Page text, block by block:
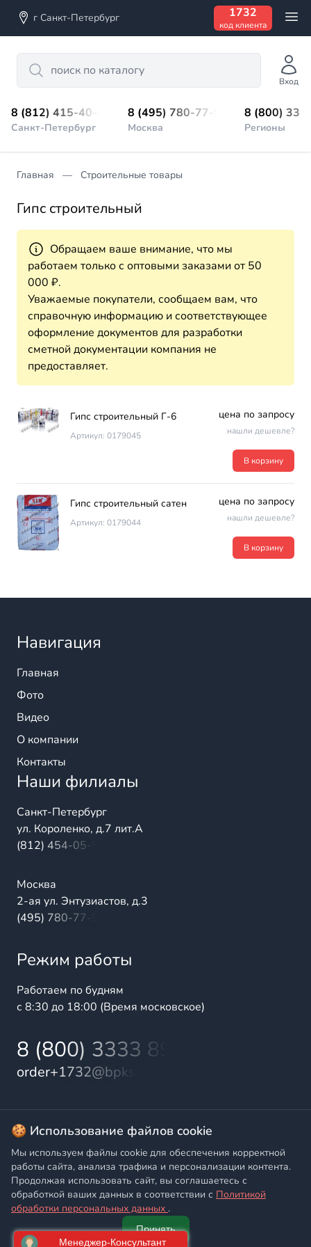
г Санкт-Петербург 1732
код клиента
Search
Вход
8 (812) 415-40-45
Санкт-Петербург
8 (495) 780-77-98
Москва
8 (800)
Регионы
Главная Написать Позвонить
Главная Строительные товары
Гипс строительный
Обращаем ваше внимание, что мы
работаем только с оптовыми заказами от 50
000 ₽.
Уважаемые покупатели, сообщаем вам, что
справочную информацию и соответствующее
оформление документов для разработки
сметной документации компания не
предоставляет.
Гипс строительный Г-6
Артикул: 0179045
цена по запросу
нашли дешевле?
В корзину
Гипс строительный сатен
Артикул: 0179044
цена по запросу
нашли дешевле?
В корзину
Навигация
Главная
Фото
Видео
О компании
Контакты
Наши филиалы
Санкт-Петербург
ул. Короленко, д.7 лит.А
(812) 454-05-54
Москва
2-ая ул. Энтузиастов, д.3
(495) 780-77-98
Режим работы
Работаем по будням
с 8:30 до 18:00 (Время московское)
8 (800) 3333 899
order+1732@bpks.ru
© 2025 БалтПромКомплект — комплексные поставки
высококачественной продукции промышленного и
бытового назначения
Политика конфиденциальности,Согласие на обработку
персональных данных
🍪 Использование файлов cookie
Мы используем файлы cookie для обеспечения корректной
работы сайта, анализа трафика и персонализации контента.
Продолжая использовать сайт, вы соглашаетесь с
обработкой ваших данных в соответствии с Политикой
обработки персональных данных .
Принять